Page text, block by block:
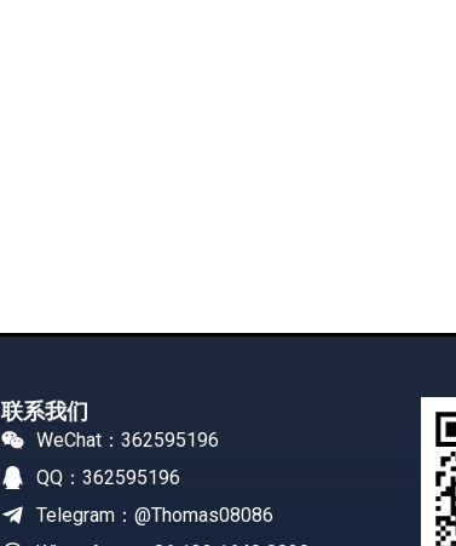
联系我们
WeChat：362595196
QQ：362595196
Telegram：@Thomas08086